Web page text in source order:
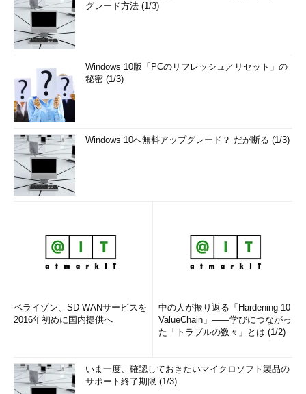
グレード方法 (1/3)
Windows 10版「PCのリフレッシュ／リセット」の
秘密 (1/3)
Windows 10へ無料アップグレード？ だが断る (1/3)
ベライゾン、SD-WANサービスを
2016年初めに国内提供へ
中の人が振り返る「Hardening 10
ValueChain」――学びにつながっ
た「トラブルの数々」とは (1/2)
いま一度、確認しておきたいマイクロソフト製品の
サポート終了期限 (1/3)